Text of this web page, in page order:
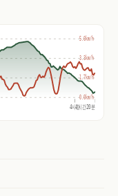
4시간4시간20분
5.0km/h
3.3km/h
1.7km/h
0.0km/h